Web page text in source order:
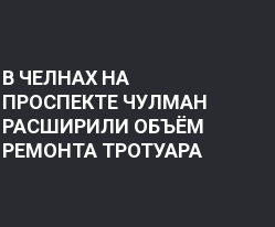
В ЧЕЛНАХ НА
ПРОСПЕКТЕ ЧУЛМАН
РАСШИРИЛИ ОБЪЁМ
РЕМОНТА ТРОТУАРА